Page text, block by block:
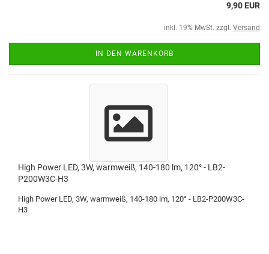
9,90 EUR
inkl. 19% MwSt. zzgl. Versand
IN DEN WARENKORB
High Power LED, 3W, warmweiß, 140-180 lm, 120° - LB2-
P200W3C-H3
High Power LED, 3W, warmweiß, 140-180 lm, 120° - LB2-P200W3C-
H3